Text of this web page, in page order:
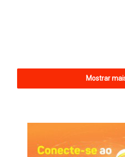
O acordo foi celebrado pela 1ª
e envolve, além da Prefeitura,
Mostrar